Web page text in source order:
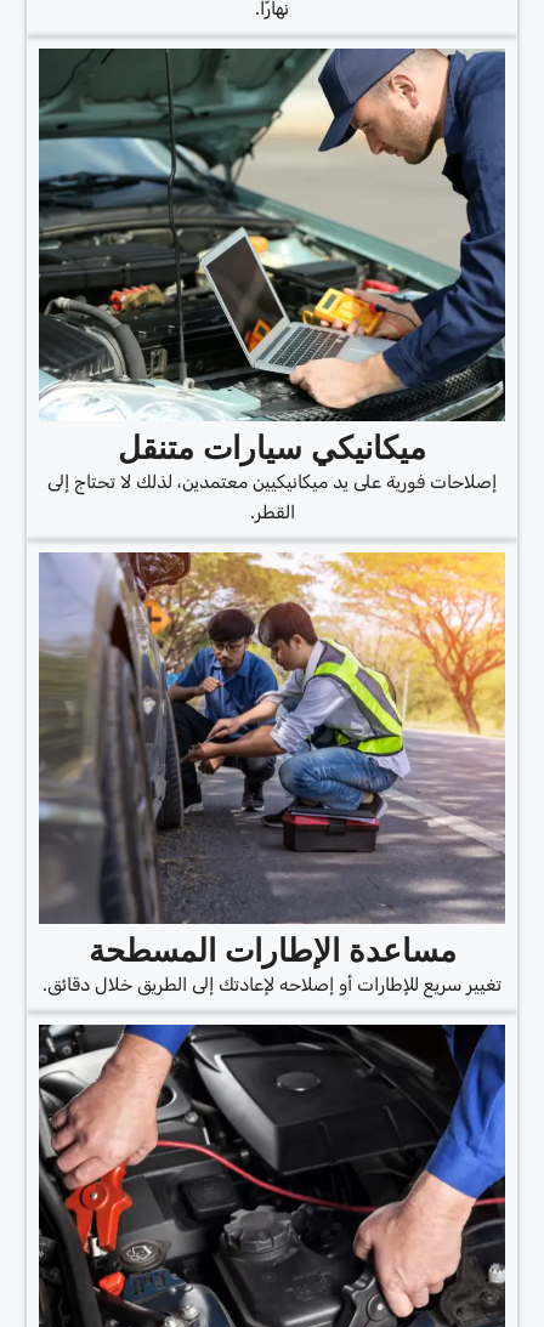
نهارًا.
ميكانيكي سيارات متنقل
إصلاحات فورية على يد ميكانيكيين معتمدين، لذلك لا تحتاج إلى
القطر.
مساعدة الإطارات المسطحة
تغيير سريع للإطارات أو إصلاحه لإعادتك إلى الطريق خلال دقائق.